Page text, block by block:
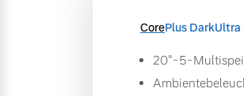
CorePlus DarkUltra
20"-5-